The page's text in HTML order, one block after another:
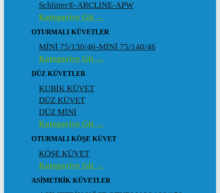
Schlüter®-ARCLINE-APW
Kategoriye Git →
OTURMALI KÜVETLER
MİNİ 75/130/46-MİNİ 75/140/46
Kategoriye Git →
DÜZ KÜVETLER
KUBİK KÜVET
DÜZ KÜVET
DÜZ MİNİ
Kategoriye Git →
OTURMALI KÖŞE KÜVET
KÖŞE KÜVET
Kategoriye Git →
ASIMETRIK KÜVETLER